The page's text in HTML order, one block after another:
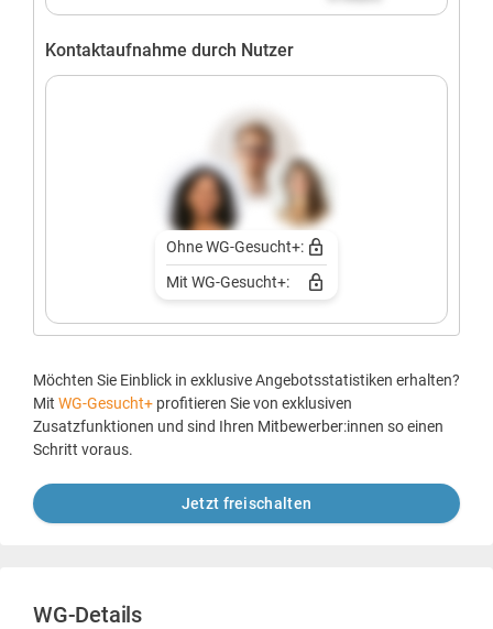
Kontaktaufnahme durch Nutzer
Ohne WG-Gesucht+:
Mit WG-Gesucht+:
Möchten Sie Einblick in exklusive Angebotsstatistiken erhalten?
Mit WG-Gesucht+ profitieren Sie von exklusiven
Zusatzfunktionen und sind Ihren Mitbewerber:innen so einen
Schritt voraus.
Jetzt freischalten
WG-Details